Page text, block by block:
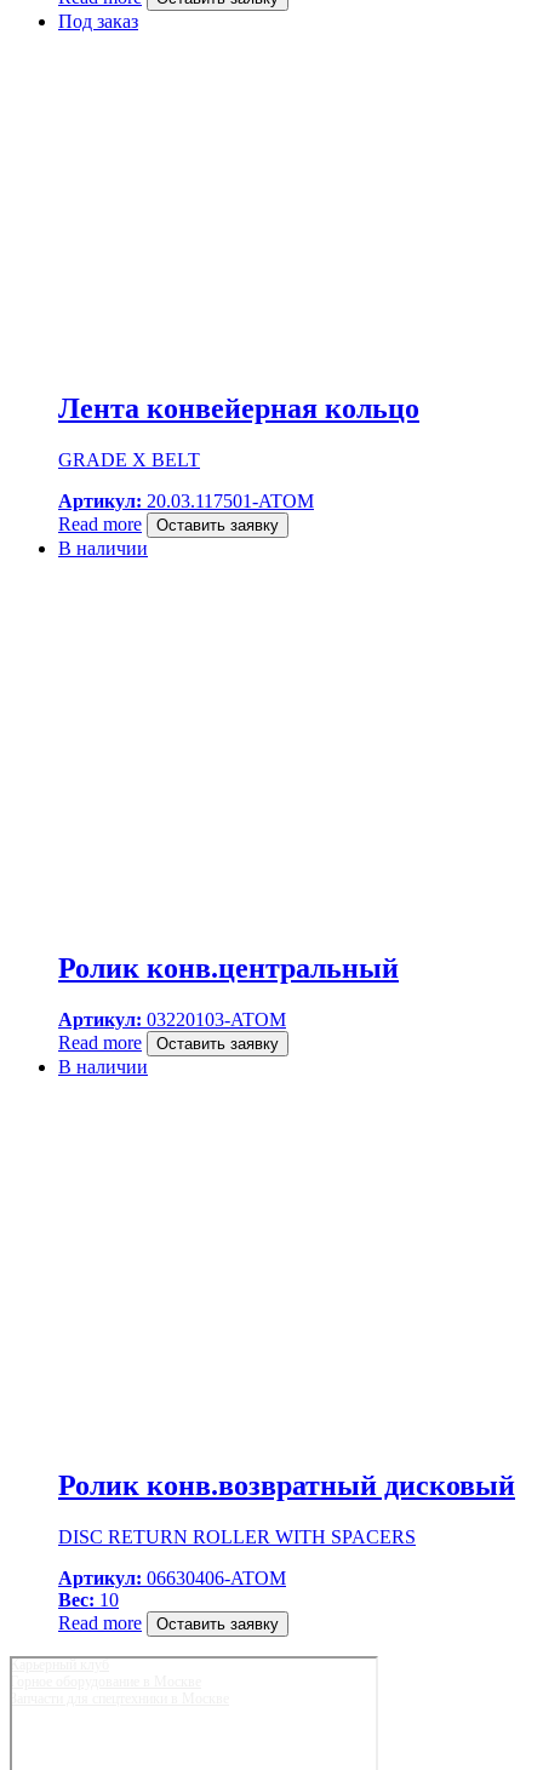
Под заказ
Лента конвейерная кольцо
GRADE X BELT
Артикул: 20.03.117501-ATOM
Read more
Оставить заявку
В наличии
Ролик конв.центральный
Артикул: 03220103-ATOM
Read more
Оставить заявку
В наличии
Ролик конв.возвратный дисковый
DISC RETURN ROLLER WITH SPACERS
Артикул: 06630406-ATOM
Вес: 10
Read more
Оставить заявку